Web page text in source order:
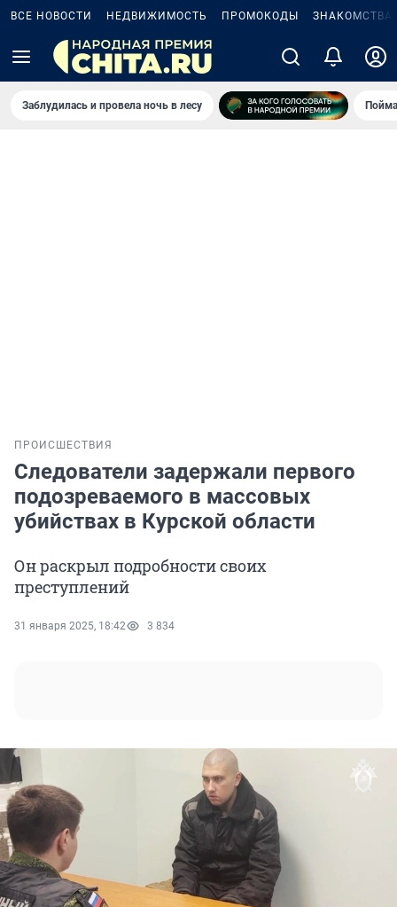
ВСЕ НОВОСТИ НЕДВИЖИМОСТЬ ПРОМОКОДЫ ЗНАКОМСТВА
Заблудилась и провела ночь в лесу
ПРОИСШЕСТВИЯ
Следователи задержали первого
подозреваемого в массовых
убийствах в Курской области
Он раскрыл подробности своих
преступлений
31 января 2025, 18:42 3 834